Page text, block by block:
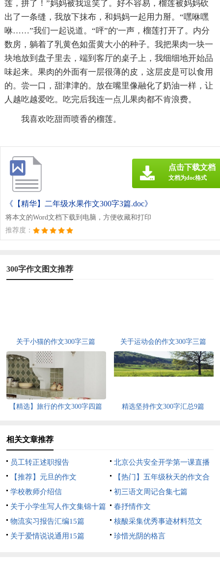
莲，拼了！”妈妈被我逗笑了。好不容易，榴莲被妈妈砍
出了一条缝，我放下抹布，和妈妈一起用力掰。“嘿咻嘿
咻……”我们一起说道。“呯”的'一声，榴莲打开了。内分
数房，躺着了乳黄色如蛋黄大小的种子。我把果肉一块一
块地放到盘子里去，端到客厅的桌子上，我细细地开始品
味起来。果肉的外面有一层很薄的皮，这层皮是可以食用
的。尝一口，甜津津的。放在嘴里像融化了奶油一样，让
人越吃越爱吃。吃完后我连一点儿果肉都不肯浪费。
我喜欢吃甜而喷香的榴莲。
《【精华】二年级水果作文300字3篇.doc》
将本文的Word文档下载到电脑，方便收藏和打印
推荐度：
点击下载文档
文档为doc格式
300字作文图文推荐
关于小猫的作文300字三篇 关于运动会的作文300字三篇
【精选】旅行的作文300字四篇 精选坚持作文300字汇总9篇
相关文章推荐
员工转正述职报告
北京公共安全开学第一课直播
心得体会
【推荐】元旦的作文
【热门】五年级秋天的作文合
集八篇
学校教师介绍信
初三语文周记合集七篇
关于小学生写人作文集锦十篇
春抒情作文
物流实习报告汇编15篇
核酸采集优秀事迹材料范文
（精选15篇）
关于爱情说说通用15篇 珍惜光阴的格言